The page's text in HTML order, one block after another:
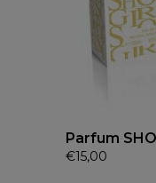
Parfum
€15,00